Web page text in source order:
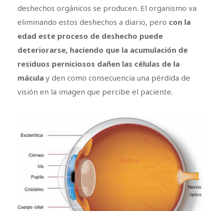
deshechos orgánicos se producen. El organismo va
eliminando estos deshechos a diario, pero con la
edad este proceso de deshecho puede
deteriorarse, haciendo que la acumulación de
residuos perniciosos dañen las células de la
mácula y den como consecuencia una pérdida de
visión en la imagen que percibe el paciente.